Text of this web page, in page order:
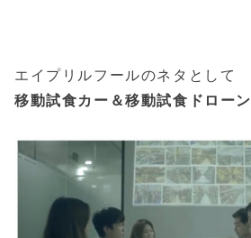
エイプリルフールのネタとして
移動試食カー＆移動試食ドローン